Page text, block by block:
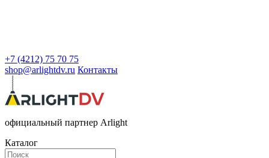
+7 (4212) 75 70 75
shop@arlightdv.ru Контакты
официальный партнер Arlight
Каталог